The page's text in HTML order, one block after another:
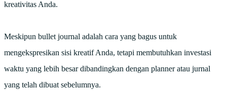
kreativitas Anda.
Meskipun bullet journal adalah cara yang bagus untuk
mengekspresikan sisi kreatif Anda, tetapi membutuhkan investasi
waktu yang lebih besar dibandingkan dengan planner atau jurnal
yang telah dibuat sebelumnya.